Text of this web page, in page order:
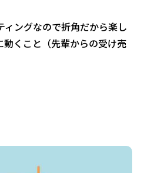
ィングなので折角だから楽し
くこと（先輩からの受け売